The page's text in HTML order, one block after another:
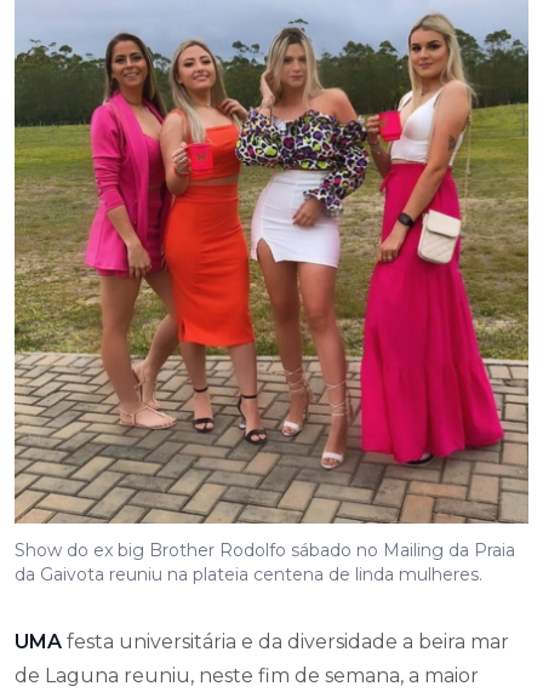
Show do ex big Brother Rodolfo sábado no Mailing da Praia
da Gaivota reuniu na plateia centena de linda mulheres.
UMAfesta universitária e da diversidade a beira mar
aglomeração de jovens pós pandemia do estado.
Falam em mais de 10 mil pessoas. Pelas imagens (veja